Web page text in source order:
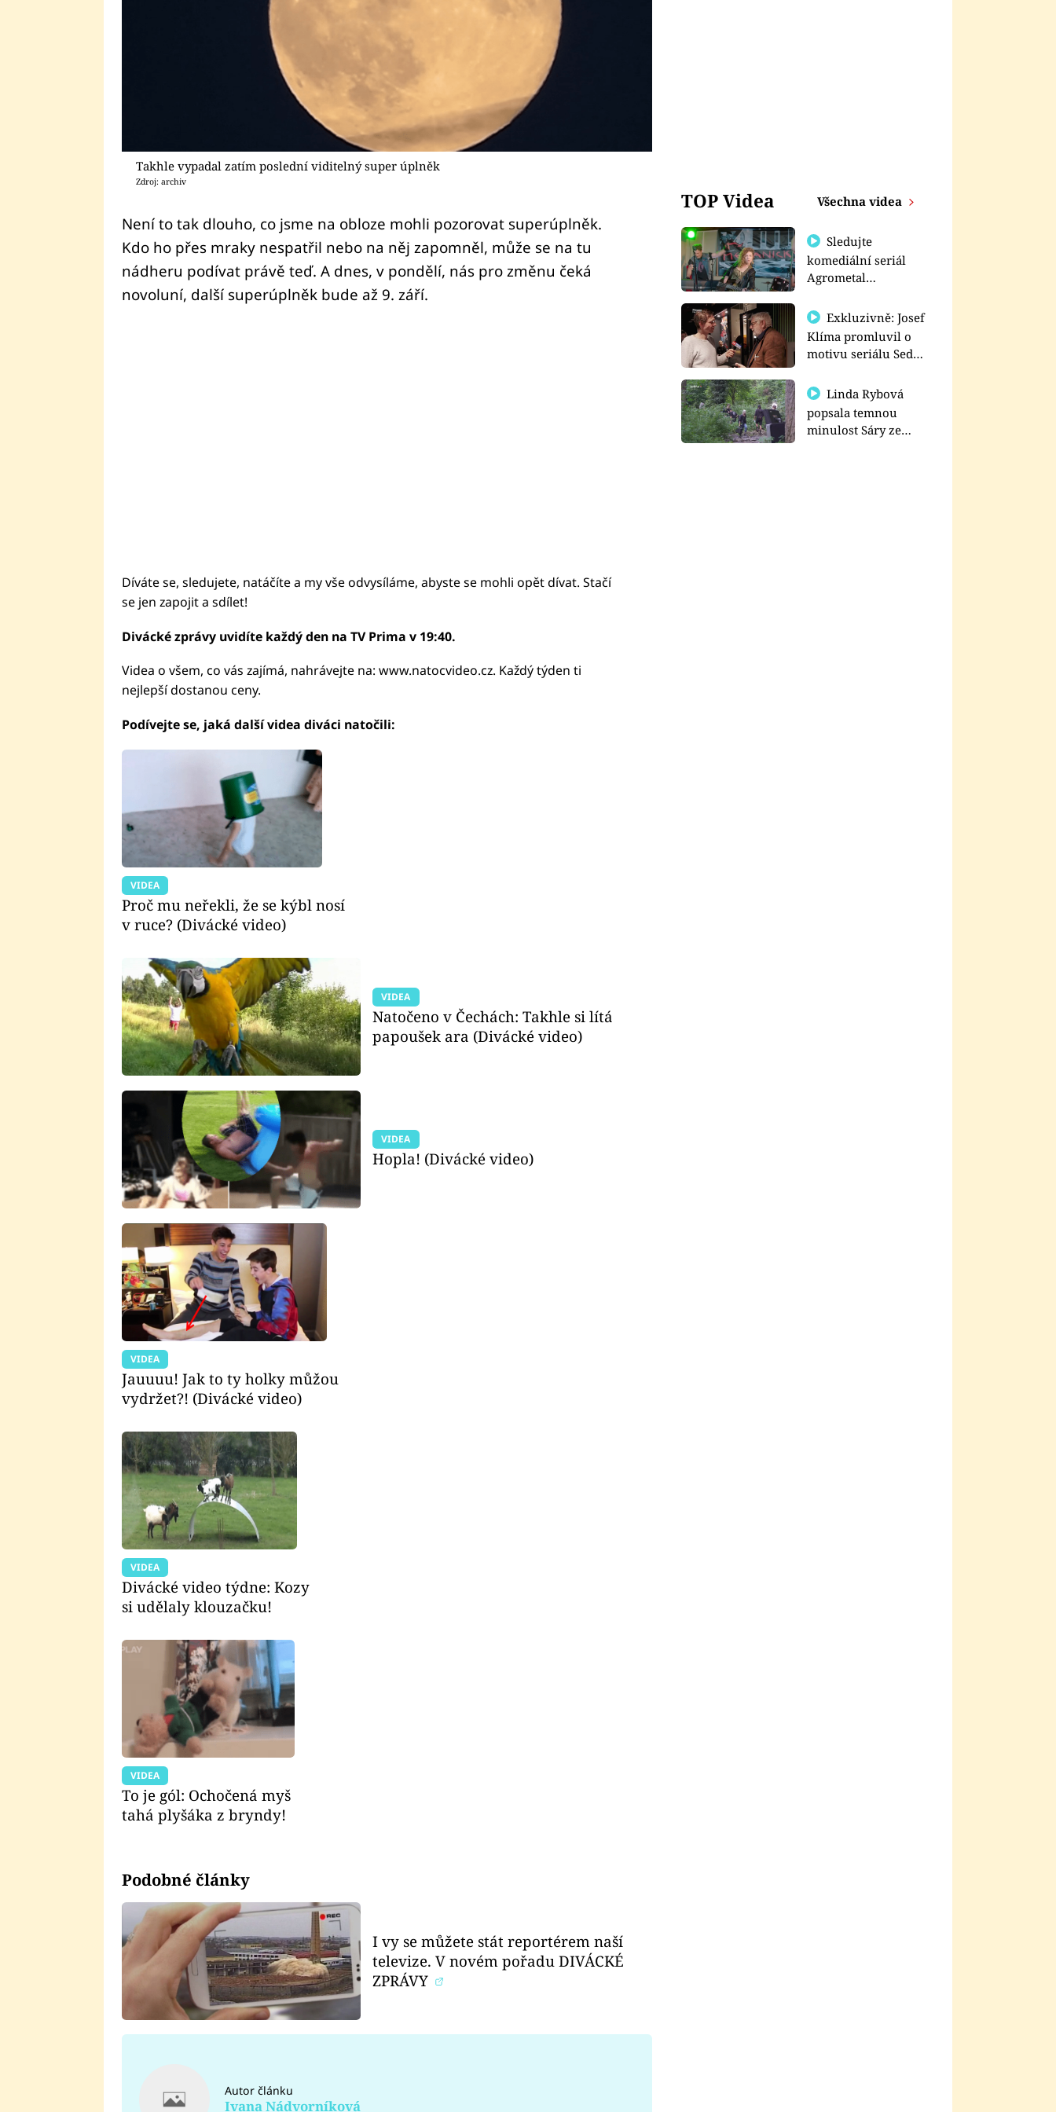
Takhle vypadal zatím poslední viditelný super úplněk
Zdroj: archiv
Není to tak dlouho, co jsme na obloze mohli pozorovat superúplněk.
Kdo ho přes mraky nespatřil nebo na něj zapomněl, může se na tu
nádheru podívat právě teď. A dnes, v pondělí, nás pro změnu čeká
novoluní, další superúplněk bude až 9. září.
Díváte se, sledujete, natáčíte a my vše odvysíláme, abyste se mohli opět dívat. Stačí
se jen zapojit a sdílet!
Divácké zprávy uvidíte každý den na TV Prima v 19:40.
Videa o všem, co vás zajímá, nahrávejte na: www.natocvideo.cz. Každý týden ti
nejlepší dostanou ceny.
Podívejte se, jaká další videa diváci natočili:
VIDEA
Proč mu neřekli, že se kýbl nosí
v ruce? (Divácké video)
VIDEA
Natočeno v Čechách: Takhle si lítá
papoušek ara (Divácké video)
VIDEA
Hopla! (Divácké video)
VIDEA
Jauuuu! Jak to ty holky můžou
vydržet?! (Divácké video)
VIDEA
Divácké video týdne: Kozy
si udělaly klouzačku!
VIDEA
To je gól: Ochočená myš
tahá plyšáka z bryndy!
Podobné články
I vy se můžete stát reportérem naší
televize. V novém pořadu DIVÁCKÉ
ZPRÁVY
Autor článku
Ivana Nádvorníková
TOP Videa Všechna videa
Sledujte
komediální seriál
Agrometal
prima+
Exkluzivně: Josef
Klíma promluvil o
motivu seriálu Sedm
Linda Rybová
popsala temnou
minulost Sáry ze